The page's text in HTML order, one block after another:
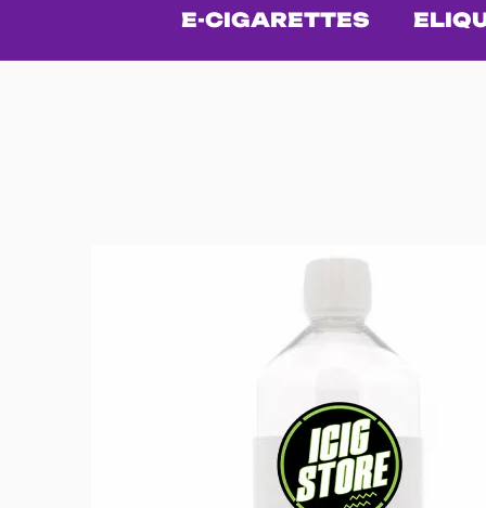
E-CIGARETTES